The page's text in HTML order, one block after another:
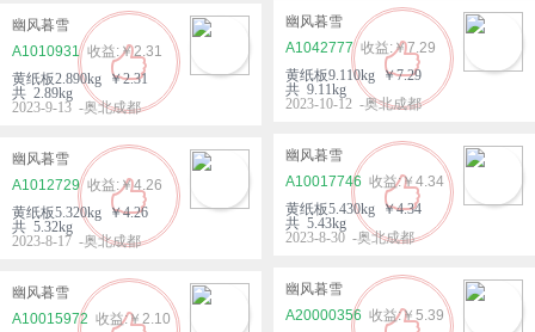
幽风暮雪
A1042777
￥7.29
黄纸板9.110kg ￥7.29
共 9.11kg
2023-10-12 -奥北成都
幽风暮雪
A1010931
￥2.31
黄纸板2.890kg ￥2.31
共 2.89kg
2023-9-13 -奥北成都
幽风暮雪
A10017746
￥4.34
黄纸板5.430kg ￥4.34
共 5.43kg
2023-8-30 -奥北成都
幽风暮雪
A1012729
￥4.26
黄纸板5.320kg ￥4.26
共 5.32kg
2023-8-17 -奥北成都
幽风暮雪
A20000356
￥5.39
幽风暮雪
A10015972
￥2.10